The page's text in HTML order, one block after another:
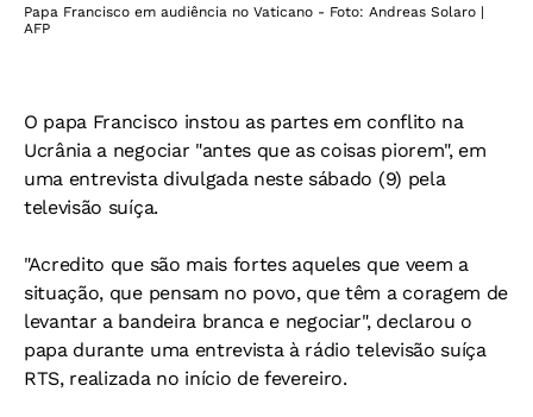
Papa Francisco em audiência no Vaticano - Foto: Andreas Solaro |
AFP
O papa Francisco instou as partes em conflito na
Ucrânia a negociar "antes que as coisas piorem", em
uma entrevista divulgada neste sábado (9) pela
televisão suíça.
"Acredito que são mais fortes aqueles que veem a
situação, que pensam no povo, que têm a coragem de
levantar a bandeira branca e negociar", declarou o
papa durante uma entrevista à rádio televisão suíça
RTS, realizada no início de fevereiro.